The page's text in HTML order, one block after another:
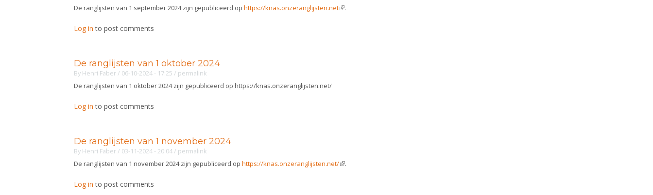
De ranglijsten van 1 september 2024 zijn gepubliceerd op https://knas.onzeranglijsten.net(link is external)
.
Log in to post comments
De ranglijsten van 1 oktober 2024
By Henri Faber/ 06-10-2024 - 17:25 / permalink
De ranglijsten van 1 oktober 2024 zijn gepubliceerd op https://knas.onzeranglijsten.net/
Log in to post comments
De ranglijsten van 1 november 2024
By Henri Faber/ 03-11-2024 - 20:04/ permalink
De ranglijsten van 1 november 2024 zijn gepubliceerd op https://knas.onzeranglijsten.net/(link is external)
.
Log in to post comments